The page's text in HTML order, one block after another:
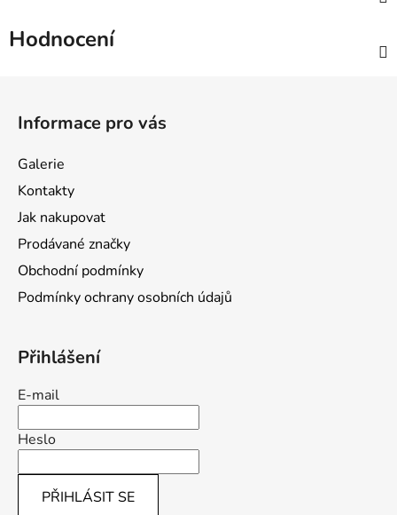
Hodnocení
Informace pro vás
Galerie
Kontakty
Jak nakupovat
Prodávané značky
Obchodní podmínky
Podmínky ochrany osobních údajů
Přihlášení
E-mail
Heslo
PŘIHLÁSIT SE